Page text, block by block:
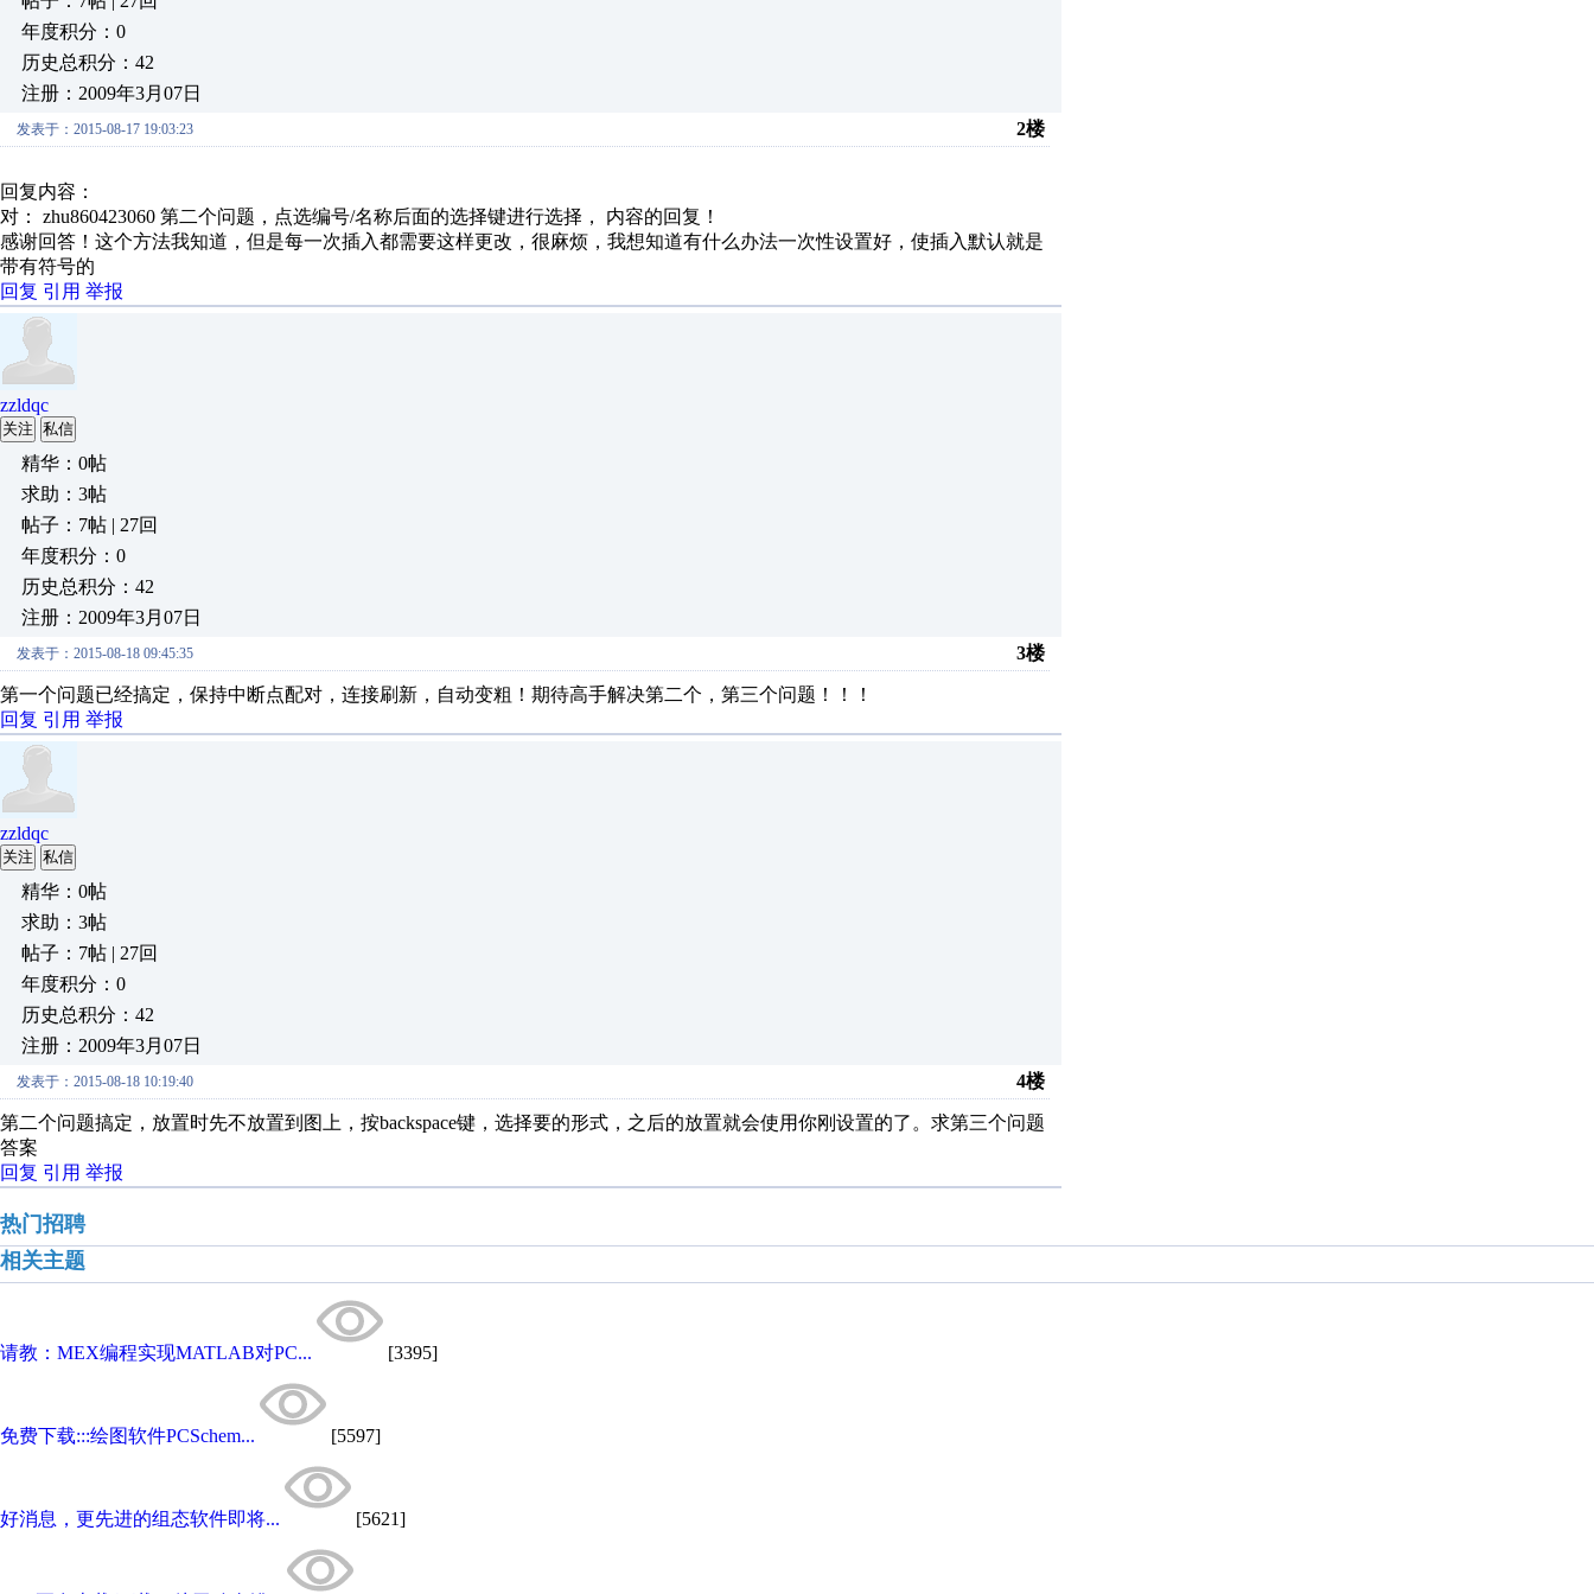
年度积分：0
历史总积分：42
注册：2009年3月07日
发表于：2015-08-17 19:03:23 2楼
回复内容：
对： zhu860423060 第二个问题，点选编号/名称后面的选择键进行选择， 内容的回复！
感谢回答！这个方法我知道，但是每一次插入都需要这样更改，很麻烦，我想知道有什么办法一次性设置好，使插入默认就是
带有符号的
回复 引用 举报
zzldqc
关注 私信
精华：0帖
求助：3帖
帖子：7帖 | 27回
年度积分：0
历史总积分：42
注册：2009年3月07日
发表于：2015-08-18 09:45:35 3楼
第一个问题已经搞定，保持中断点配对，连接刷新，自动变粗！期待高手解决第二个，第三个问题！！！
回复 引用 举报
zzldqc
关注 私信
精华：0帖
求助：3帖
帖子：7帖 | 27回
年度积分：0
历史总积分：42
注册：2009年3月07日
发表于：2015-08-18 10:19:40 4楼
第二个问题搞定，放置时先不放置到图上，按backspace键，选择要的形式，之后的放置就会使用你刚设置的了。求第三个问题
答案
回复 引用 举报
热门招聘
相关主题
请教：MEX编程实现MATLAB对PC... [3395]
免费下载:::绘图软件PCSchem... [5597]
好消息，更先进的组态软件即将... [5621]